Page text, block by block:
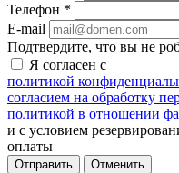
Телефон *
E-mail
Подтвердите, что вы не
Я согласен с
политикой
согласием на обработку
политикой в отношении
и с условием
оплаты
Отменить